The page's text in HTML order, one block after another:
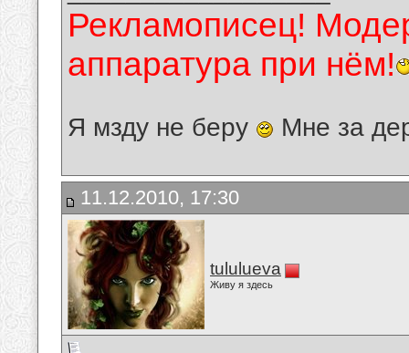
Рекламописец!
аппаратура при нём!
Я мзду не беру Мне за
11.12.2010, 17:30
tululueva
Живу я здесь